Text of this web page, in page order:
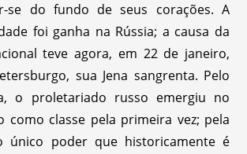
se do fundo de seus corações. A
foi ganha na Rússia; a causa da
teve agora, em 22 de janeiro,
sua Jena sangrenta. Pelo
o proletariado russo emergiu no
como classe pela primeira vez; pela
único poder que historicamente é